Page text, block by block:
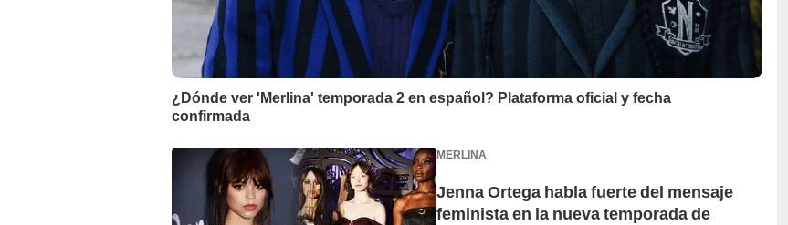
¿Dónde ver 'Merlina' temporada 2 en español? Plataforma oficial y fecha
confirmada
MERLINA
Jenna Ortega habla fuerte del mensaje
feminista en la nueva temporada de